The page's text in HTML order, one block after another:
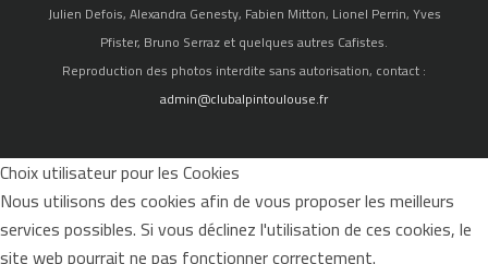
Julien Defois, Alexandra Genesty, Fabien Mitton, Lionel Perrin, Yves
Pfister, Bruno Serraz et quelques autres Cafistes.
Reproduction des photos interdite sans autorisation, contact :
admin@clubalpintoulouse.fr
Choix utilisateur pour les Cookies
Nous utilisons des cookies afin de vous proposer les meilleurs
services possibles. Si vous déclinez l'utilisation de ces cookies, le